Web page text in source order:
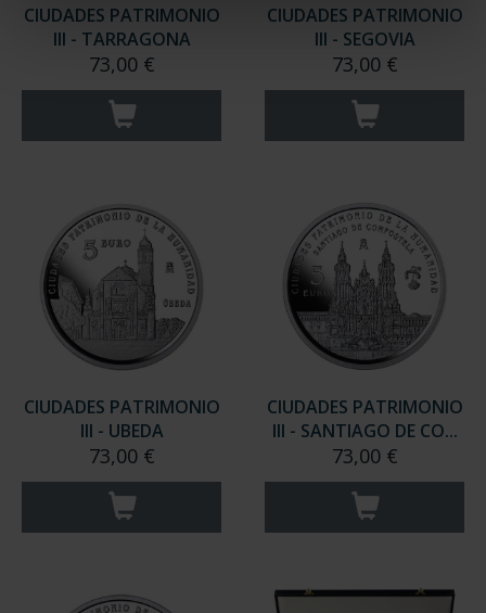
CIUDADES PATRIMONIO
III - TARRAGONA
73,00 €
CIUDADES PATRIMONIO
III - SEGOVIA
73,00 €
CIUDADES PATRIMONIO
III - UBEDA
73,00 €
CIUDADES PATRIMONIO
III - SANTIAGO DE CO...
73,00 €